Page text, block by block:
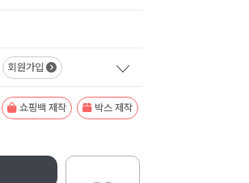
회원가입
쇼핑백 제작 박스 제작